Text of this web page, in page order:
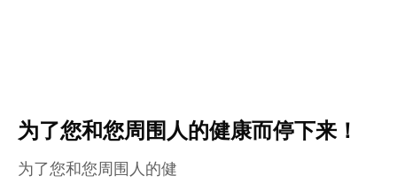
为了您和您周围人的健康而停下来！
为了您和您周围人的健